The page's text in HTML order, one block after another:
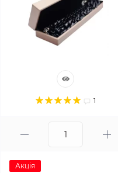
1
Акція